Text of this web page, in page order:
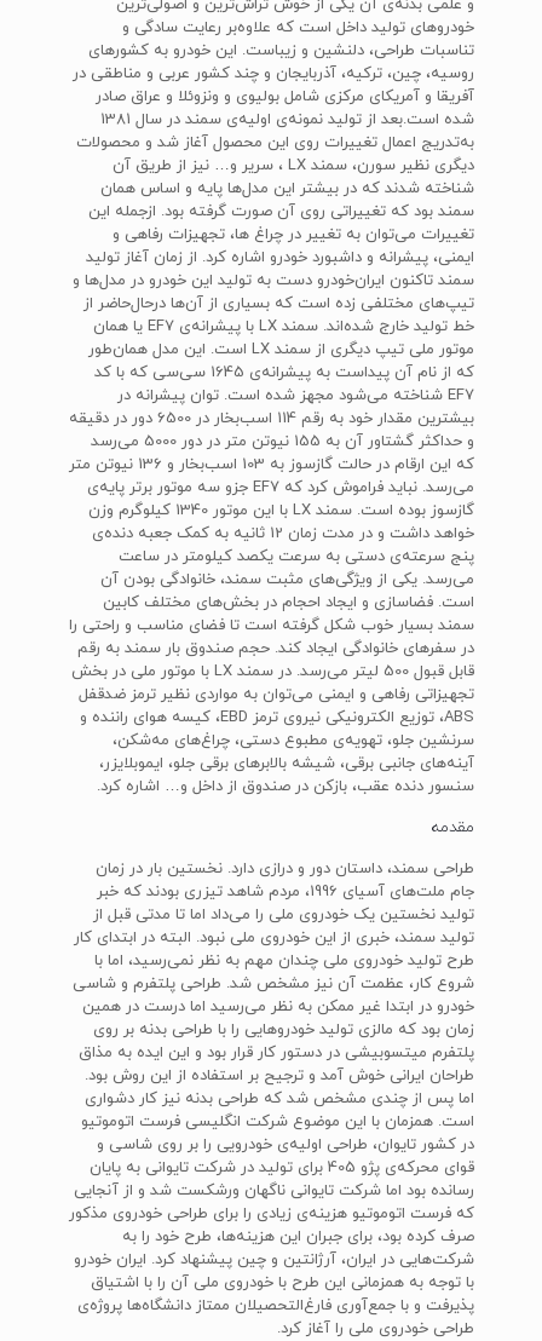
و علمی بدنه‌ی آن یکی از خوش تراش‌ترین و اصولی‌ترین
خودروهای تولید داخل است که علاوه‌بر رعایت سادگی و
تناسبات طراحی، دلنشین و زیباست. این خودرو به کشورهای
روسیه، چین، ترکیه، آذربایجان و چند کشور عربی و مناطقی در
آفریقا و آمریکای مرکزی شامل بولیوی و ونزوئلا و عراق صادر
شده است.بعد از تولید نمونه‌ی اولیه‌ی سمند در سال 1381
به‌تدریج اعمال تغییرات روی این محصول آغاز شد و محصولات
دیگری نظیر سورن، سمند‌ LX ، سریر و… نیز از طریق آن
شناخته شدند که در بیشتر این مدل‌ها پایه و اساس همان
سمند بود که تغییراتی روی آن صورت گرفته بود. از‌جمله این
تغییرات می‌توان به تغییر در چراغ ها، تجهیزات رفاهی و
ایمنی، پیشرانه و داشبورد خودرو اشاره کرد. از زمان آغاز تولید
سمند تاکنون ایران‌خودرو دست به تولید این خودرو در مدل‌ها و
تیپ‌های مختلفی زده است که بسیاری از آن‌ها درحال‌حاضر از
خط تولید خارج شده‌اند. سمند‌ LX‌ با پیشرانه‌ی‌ EF7‌‌ یا همان
موتور ملی تیپ دیگری از سمند‌ LX است. این مدل همان‌طور
که از نام آن پیداست به پیشرانه‌ی 1645 سی‌سی که با کد‌
EF7‌ شناخته می‌شود مجهز شده است. توان پیشرانه در
بیشترین مقدار خود به رقم 114 اسب‌بخار در 6500 دور در دقیقه
و حداکثر گشتاور آن به 155 نیوتن متر در دور 5000 می‌رسد
که این ارقام در حالت گازسوز به 103 اسب‌بخار و 136 نیوتن متر
می‌رسد. نباید فراموش کرد که‌ EF7 ‌جزو سه موتور برتر پایه‌ی
گازسوز بوده است. سمند LX با این موتور 1340 کیلوگرم وزن
خواهد داشت و در مدت زمان 12 ثانیه به کمک جعبه دنده‌ی
پنج سرعته‌ی دستی به سرعت یکصد کیلومتر در ساعت
می‌رسد. یکی از ویژگی‌های مثبت سمند، خانوادگی بودن آن
است. فضاسازی و ایجاد احجام در بخش‌های مختلف کابین
سمند بسیار خوب شکل گرفته است تا فضای مناسب و راحتی را
در سفرهای خانوادگی ایجاد کند. حجم صندوق بار سمند به رقم
قابل قبول 500 لیتر می‌رسد. در سمند‌ LX‌ با موتور ملی در بخش
تجهیزاتی رفاهی و ایمنی می‌توان به مواردی نظیر ترمز ضد‌قفل‌
ABS، توزیع الکترونیکی نیروی ترمز‌ EBD، کیسه هوای راننده و
سرنشین جلو، تهویه‌ی مطبوع دستی، چراغ‌های مه‌شکن،
آینه‌های جانبی برقی، شیشه بالابرهای برقی جلو، ایموبلایزر،
سنسور دنده عقب، بازکن در صندوق از داخل و… اشاره کرد.
مقدمه
طراحی سمند، داستان دور و درازی دارد. نخستین بار در زمان
جام ملت‌های آسیای 1996، مردم شاهد تیزری بودند که خبر
تولید نخستین یک خودروی ملی را می‌داد اما تا مدتی قبل از
تولید سمند، خبری از این خودروی ملی نبود. البته در ابتدای کار
طرح تولید خودروی ملی چندان مهم به نظر نمی‌رسید، اما با
شروع کار، عظمت آن نیز مشخص شد. طراحی پلتفرم و شاسی
خودرو در ابتدا غیر ممکن به نظر می‌رسید اما درست در همین
زمان بود که مالزی تولید خودروهایی را با طراحی بدنه بر روی
پلتفرم میتسوبیشی در دستور کار قرار بود و این ایده به مذاق
طراحان ایرانی خوش آمد و ترجیح بر استفاده از این روش بود.
اما پس از چندی مشخص شد که طراحی بدنه نیز کار دشواری
است. همزمان با این موضوع شرکت انگلیسی فرست اتوموتیو
در کشور تایوان، طراحی اولیه‌ی خودرویی را بر روی شاسی و
قوای محرکه‌ی پژو 405 برای تولید در شرکت تایوانی به پایان
رسانده بود اما شرکت تایوانی ناگهان ورشکست شد و از آنجایی
که فرست اتوموتیو هزینه‌ی زیادی را برای طراحی خودروی مذکور
صرف کرده بود، برای جبران این هزینه‌ها، طرح خود را به
شرکت‌هایی در ایران، آرژانتین و چین پیشنهاد کرد. ایران خودرو
با توجه به همزمانی این طرح با خودروی ملی آن را با اشتیاق
پذیرفت و با جمع‌آوری فارغ‌التحصیلان ممتاز دانشگاه‌ها پروژه‌ی
طراحی خودروی ملی را آغاز کرد.